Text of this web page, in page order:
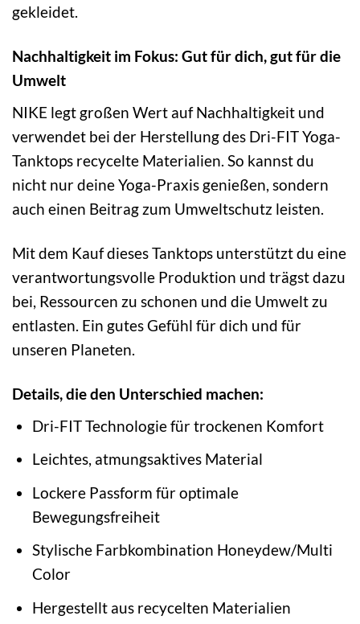
gekleidet.
Nachhaltigkeit im Fokus: Gut für dich, gut für die
Umwelt
NIKE legt großen Wert auf Nachhaltigkeit und
verwendet bei der Herstellung des Dri-FIT Yoga-
Tanktops recycelte Materialien. So kannst du
nicht nur deine Yoga-Praxis genießen, sondern
auch einen Beitrag zum Umweltschutz leisten.
Mit dem Kauf dieses Tanktops unterstützt du eine
verantwortungsvolle Produktion und trägst dazu
bei, Ressourcen zu schonen und die Umwelt zu
entlasten. Ein gutes Gefühl für dich und für
unseren Planeten.
Details, die den Unterschied machen:
Dri-FIT Technologie für trockenen Komfort
Leichtes, atmungsaktives Material
Lockere Passform für optimale
Bewegungsfreiheit
Stylische Farbkombination Honeydew/Multi
Color
Hergestellt aus recycelten Materialien